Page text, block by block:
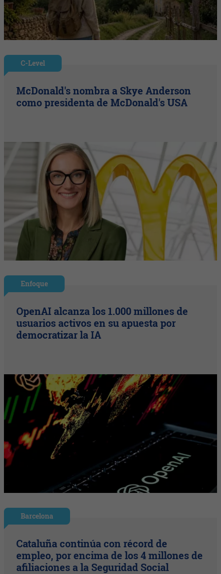
C-Level
McDonald's nombra a Skye Anderson
como presidenta de McDonald's USA
Enfoque
OpenAI alcanza los 1.000 millones de
usuarios activos en su apuesta por
democratizar la IA
Barcelona
Cataluña continúa con récord de
empleo, por encima de los 4 millones de
afiliaciones a la Seguridad Social